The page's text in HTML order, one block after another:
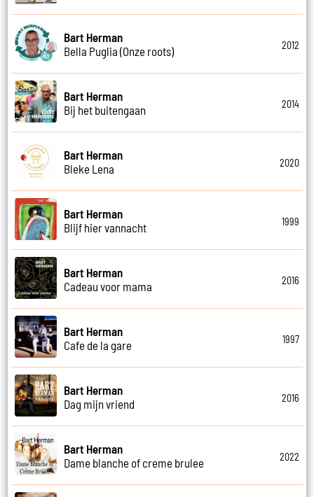
Bart Herman
Bella Puglia (Onze roots)
2012
Bart Herman
Bij het buitengaan
2014
Bart Herman
Bleke Lena
2020
Bart Herman
Blijf hier vannacht
1999
Bart Herman
Cadeau voor mama
2016
Bart Herman
Cafe de la gare
1997
Bart Herman
Dag mijn vriend
2016
Bart Herman
Dame blanche of creme brulee
2022